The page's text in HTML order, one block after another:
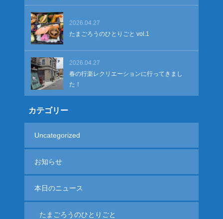
2026.04.27
たまごろうのひとりごと vol.1
2026.04.27
春の行楽レクリエーションに行ってきまし
た！
カテゴリー
Uncategorized
お知らせ
本日のニュース
たまごろうのひとりごと